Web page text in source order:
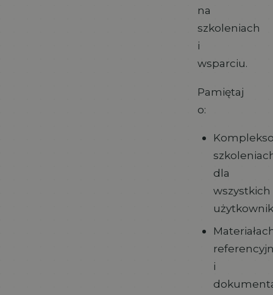
na
szkoleniach
i
wsparciu.
Pamiętaj
o:
dla
wszystkich
i